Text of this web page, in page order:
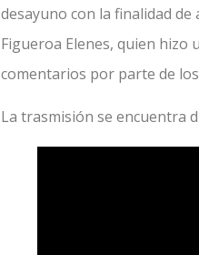
desayuno con la finalidad
Figueroa Elenes, quien hizo
comentarios por parte de
La trasmisión se encuentra